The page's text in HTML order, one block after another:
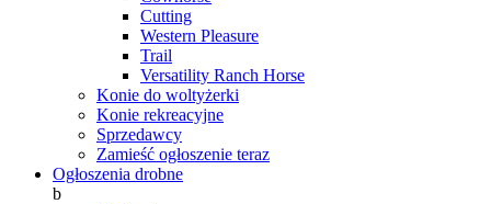
Cutting
Western Pleasure
Trail
Versatility Ranch Horse
Konie do woltyżerki
Konie rekreacyjne
Sprzedawcy
Zamieść ogłoszenie teraz
Ogłoszenia drobne
b